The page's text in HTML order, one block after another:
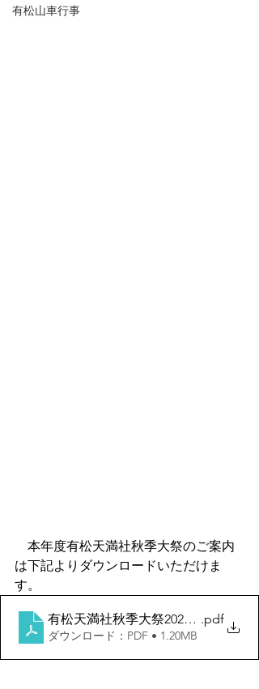
有松山車行事
本年度有松天満社秋季大祭のご案内
は下記よりダウンロードいただけま
す。
有松天満社秋季大祭2022のご案内
.pdf
ダウンロード：PDF • 1.20MB